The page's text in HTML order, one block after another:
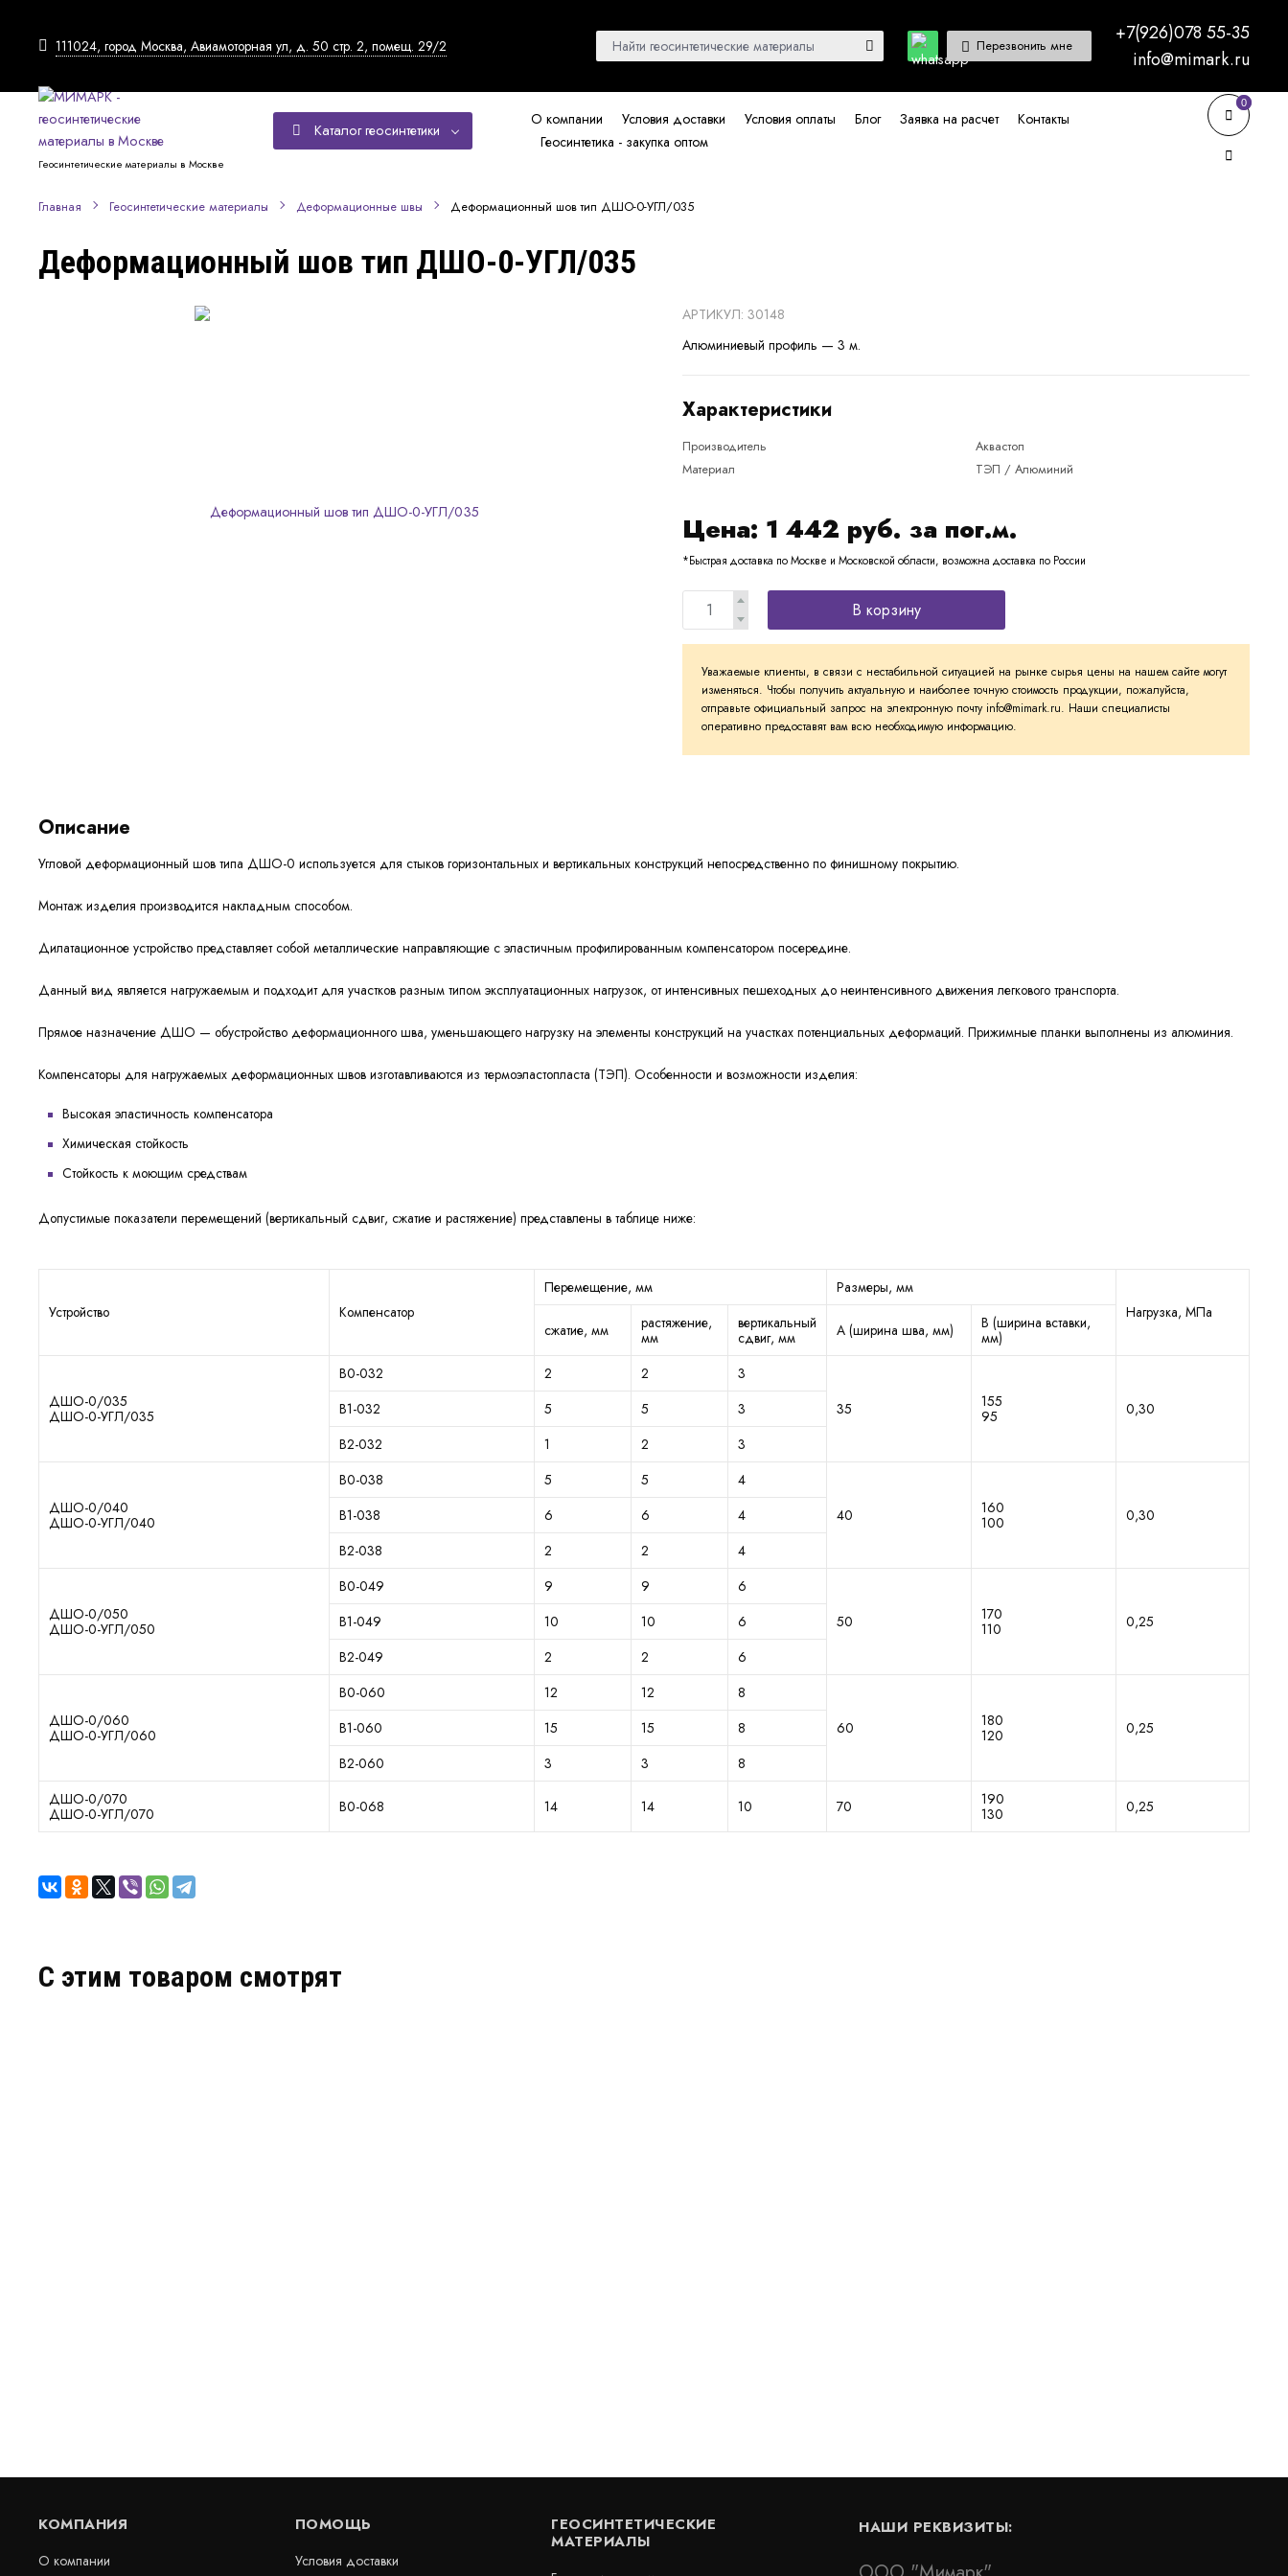
111024, город Москва, Авиамоторная ул, д. 50 стр. 2, помещ. 29/2 Перезвонить мне
+7(926)078 55-35
info@mimark.ru
Геосинтетические материалы в Москве
Каталог геосинтетики
О компании Условия доставки Условия оплаты Блог Заявка на расчет
Контакты
Геосинтетика - закупка оптом
0
0
Главная Геосинтетические материалы Деформационные швы Деформационный шов тип ДШО-0-УГЛ/035
Деформационный шов тип ДШО-0-УГЛ/035
АРТИКУЛ: 30148
Алюминиевый профиль — 3 м.
Характеристики
Производитель
Аквастоп
Материал
ТЭП / Алюминий
Цена: 1 442 руб. за пог.м.
*Быстрая доставка по Москве и Московской области, возможна доставка по России
В корзину
Уважаемые клиенты, в связи с нестабильной ситуацией на рынке сырья цены на нашем сайте могут
изменяться. Чтобы получить актуальную и наиболее точную стоимость продукции, пожалуйста,
отправьте официальный запрос на электронную почту info@mimark.ru. Наши специалисты
оперативно предоставят вам всю необходимую информацию.
Описание
Угловой деформационный шов типа ДШО-0 используется для стыков горизонтальных и вертикальных конструкций непосредственно по финишному покрытию.
Монтаж изделия производится накладным способом.
Дилатационное устройство представляет собой металлические направляющие с эластичным профилированным компенсатором посередине.
Данный вид является нагружаемым и подходит для участков разным типом эксплуатационных нагрузок, от интенсивных пешеходных до неинтенсивного движения легкового транспорта.
Прямое назначение ДШО — обустройство деформационного шва, уменьшающего нагрузку на элементы конструкций на участках потенциальных деформаций. Прижимные планки выполнены из алюминия.
Компенсаторы для нагружаемых деформационных швов изготавливаются из термоэластопласта (ТЭП). Особенности и возможности изделия:
Высокая эластичность компенсатора
Химическая стойкость
Стойкость к моющим средствам
Допустимые показатели перемещений (вертикальный сдвиг, сжатие и растяжение) представлены в таблице ниже:
Устройство Компенсатор
Перемещение, мм
Размеры, мм
Нагрузка, МПа
сжатие, мм
растяжение,
мм
вертикальный
сдвиг, мм
А (ширина шва, мм)
В (ширина вставки,
мм)
ДШО-0/035
ДШО-0-УГЛ/035
В0-032 2 2
3
35
155
95
0,30
В1-032 5 5
3
В2-032
1 2 3
ДШО-0/040
ДШО-0-УГЛ/040
В0-038 5 5
4
40
160
100
0,30
В1-038 6 6
4
В2-038
2 2 4
ДШО-0/050
ДШО-0-УГЛ/050
В0-049 9 9
6
50
170
110
0,25
В1-049 10 10
6
В2-049
2 2 6
ДШО-0/060
ДШО-0-УГЛ/060
В0-060 12 12
8
60
180
120
0,25
В1-060 15 15
8
В2-060
3 3
8
ДШО-0/070
ДШО-0-УГЛ/070
В0-068 14 14 10 70
190
130
0,25
C этим товаром смотрят
КОМПАНИЯ
О компании
ПОМОЩЬ
Условия доставки
ГЕОСИНТЕТИЧЕСКИЕ
МАТЕРИАЛЫ
НАШИ РЕКВИЗИТЫ: